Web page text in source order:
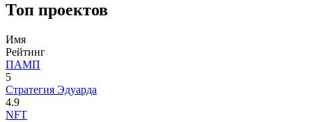
Топ проектов
Имя
Рейтинг
ПАМП
5
Стратегия Эдуарда
4.9
NFT